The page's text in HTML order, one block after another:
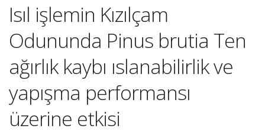
Isıl işlemin Kızılçam
Odununda Pinus brutia Ten
ağırlık kaybı ıslanabilirlik ve
yapışma performansı
üzerine etkisi